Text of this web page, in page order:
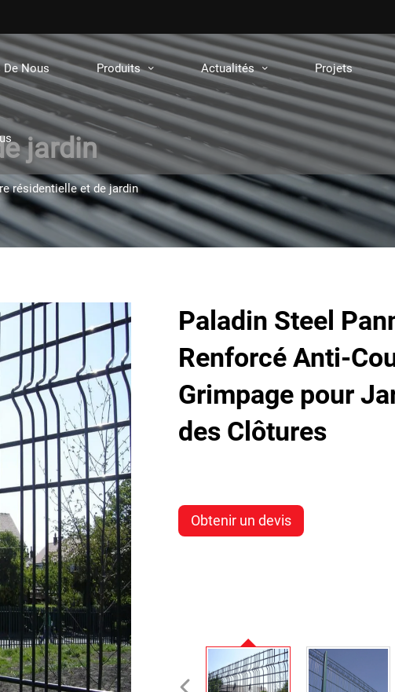
De Nous Produits Actualités Projets
jardin
résidentielle et de jardin
Paladin Steel
Renforcé Anti-
Grimpage pour
des Clôtures
Obtenir un devis